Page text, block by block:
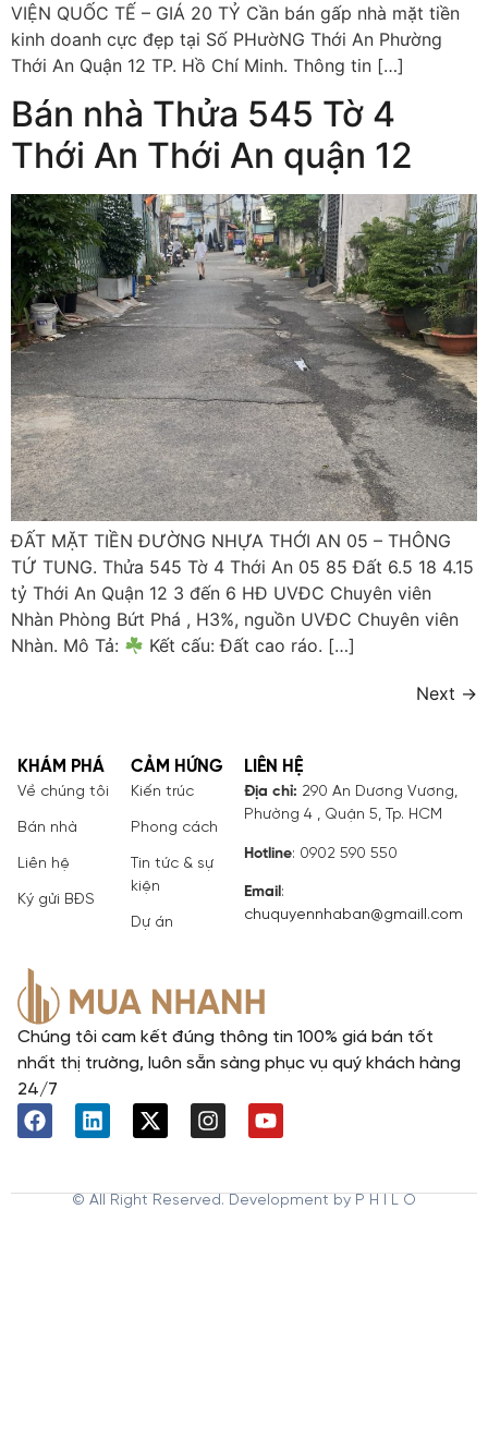
VIỆN QUỐC TẾ – GIÁ 20 TỶ Cần bán gấp nhà mặt tiền
kinh doanh cực đẹp tại Số PHườNG Thới An Phường
Thới An Quận 12 TP. Hồ Chí Minh. Thông tin […]
Bán nhà Thửa 545 Tờ 4
Thới An Thới An quận 12
ĐẤT MẶT TIỀN ĐƯỜNG NHỰA THỚI AN 05 – THÔNG
TỨ TUNG. Thửa 545 Tờ 4 Thới An 05 85 Đất 6.5 18 4.15
tỷ Thới An Quận 12 3 đến 6 HĐ UVĐC Chuyên viên
Nhàn Phòng Bứt Phá , H3%, nguồn UVĐC Chuyên viên
Nhàn. Mô Tả:
Kết cấu: Đất cao ráo. […]
Next →
Chúng tôi cam kết đúng thông tin 100% giá bán tốt
nhất thị trường, luôn sẵn sàng phục vụ quý khách hàng
24/7
KHÁM PHÁ
Về chúng tôi
Bán nhà
Liên hệ
Ký gửi BĐS
CẢM HỨNG
Kiến trúc
Phong cách
Tin tức & sự
kiện
Dự án
LIÊN HỆ
Địa chỉ: 290 An Dương Vương,
Phường 4 , Quận 5, Tp. HCM
Hotline: 0902 590 550
Email:
chuquyennhaban@gmaill.com
© All Right Reserved. Development by P H I L O